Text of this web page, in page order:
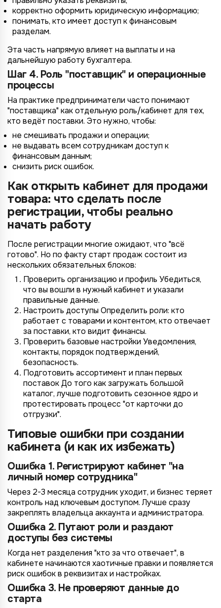
корректно оформить юридическую информацию;
понимать, кто имеет доступ к финансовым
разделам.
Эта часть напрямую влияет на выплаты и на
дальнейшую работу бухгалтера.
Шаг 4. Роль "поставщик" и операционные
процессы
На практике предприниматели часто понимают
"поставщика" как отдельную роль/кабинет для тех,
кто ведёт поставки. Это нужно, чтобы:
не смешивать продажи и операции;
не выдавать всем сотрудникам доступ к
финансовым данным;
снизить риск ошибок.
Как открыть кабинет для продажи
товара: что сделать после
регистрации, чтобы реально
начать работу
После регистрации многие ожидают, что "всё
готово". Но по факту старт продаж состоит из
нескольких обязательных блоков:
Проверить организацию и профиль Убедиться,
что вы вошли в нужный кабинет и указали
правильные данные.
Настроить доступы Определить роли: кто
работает с товарами и контентом, кто отвечает
за поставки, кто видит финансы.
Проверить базовые настройки Уведомления,
контакты, порядок подтверждений,
безопасность.
Подготовить ассортимент и план первых
поставок До того как загружать большой
каталог, лучше подготовить сезонное ядро и
протестировать процесс "от карточки до
отгрузки".
Типовые ошибки при создании
кабинета (и как их избежать)
Ошибка 1. Регистрируют кабинет "на
личный номер сотрудника"
Через 2-3 месяца сотрудник уходит, и бизнес теряет
контроль над ключевым доступом. Лучше сразу
закреплять владельца аккаунта и администратора.
Ошибка 2. Путают роли и раздают
доступы без системы
Когда нет разделения "кто за что отвечает", в
кабинете начинаются хаотичные правки и появляется
риск ошибок в реквизитах и настройках.
Ошибка 3. Не проверяют данные до
старта
Подключение к
TotalCRM
Согласие на обработку ПД
Правила обработки персональных данных
Отправить заявку
Подключение к
TotalCRM
Подключение к
TotalCRM
https:// your-company .totalcrm.ru
Назад Далее
Подключение к
TotalCRM
Wildberries
Ozon
YandexMarket
MegaMarket
Другие
Назад Далее
Подключение к
TotalCRM
Не указывать
до 3 огранизаций
до 5 организаций
более 5 организаций
Назад Далее
Подключение к
TotalCRM
Не указывать
от 1 до 5 млн.
от 5 до 10 млн.
от 10 млн.
Назад Передать анкету
Подключение к
TotalCRM